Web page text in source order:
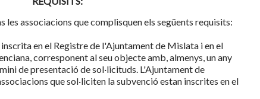
les associacions que complisquen els següents requisits:
en el Registre de l'Ajuntament de Mislata i en el
corresponent al seu objecte amb, almenys, un any
de presentació de sol·licituds. L'Ajuntament de
que sol·liciten la subvenció estan inscrites en el